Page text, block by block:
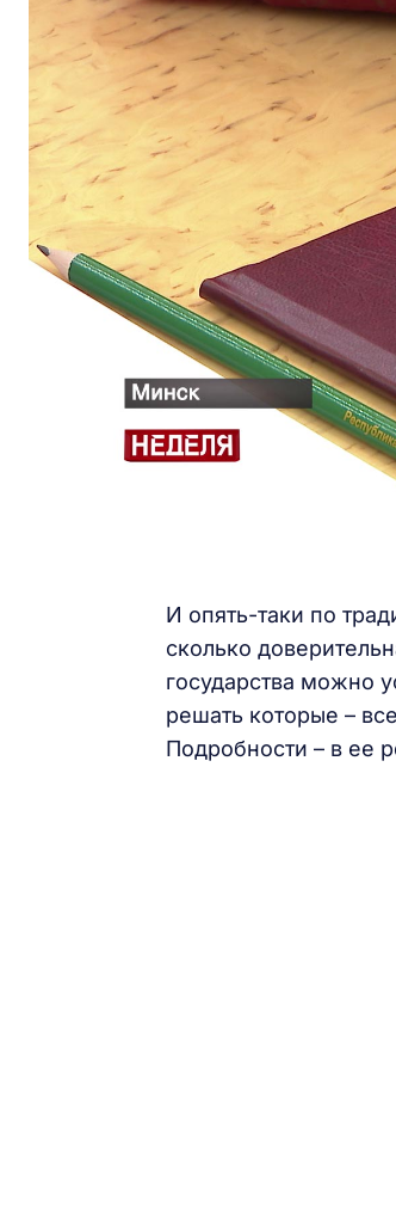
И опять-таки по
сколько
государства можно
решать которые –
Подробности – в ее